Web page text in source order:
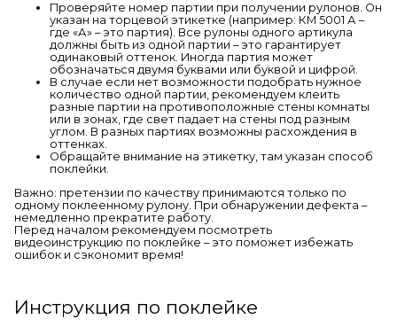
Проверяйте номер партии при получении рулонов. Он
указан на торцевой этикетке (например: КМ 5001 А –
где «А» – это партия). Все рулоны одного артикула
должны быть из одной партии – это гарантирует
одинаковый оттенок. Иногда партия может
обозначаться двумя буквами или буквой и цифрой.
В случае если нет возможности подобрать нужное
количество одной партии, рекомендуем клеить
разные партии на противоположные стены комнаты
или в зонах, где свет падает на стены под разным
углом. В разных партиях возможны расхождения в
оттенках.
Обращайте внимание на этикетку, там указан способ
поклейки.
Важно: претензии по качеству принимаются только по
одному поклеенному рулону. При обнаружении дефекта –
немедленно прекратите работу.
Перед началом рекомендуем посмотреть
видеоинструкцию по поклейке – это поможет избежать
ошибок и сэкономит время!
Инструкция по поклейке